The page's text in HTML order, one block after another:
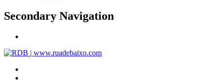
Secondary Navigation